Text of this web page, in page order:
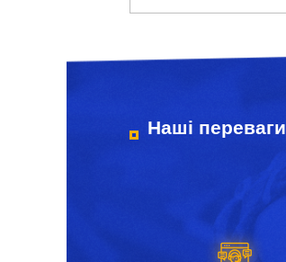
Наші переваги